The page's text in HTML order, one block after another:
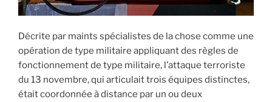
Décrite par maints spécialistes de la chose comme une
opération de type militaire appliquant des règles de
fonctionnement de type militaire, l’attaque terroriste
du 13 novembre, qui articulait trois équipes distinctes,
était coordonnée à distance par un ou deux